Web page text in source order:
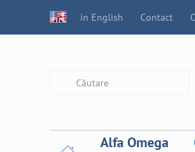
in English Contact
Alfa Omega